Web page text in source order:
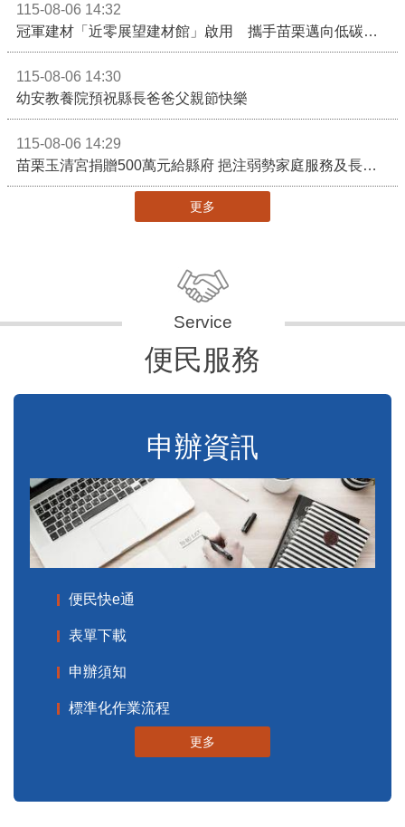
115-08-06 14:32
冠軍建材「近零展望建材館」啟用 攜手苗栗邁向低碳建築新未來
115-08-06 14:30
幼安教養院預祝縣長爸爸父親節快樂
115-08-06 14:29
苗栗玉清宮捐贈500萬元給縣府 挹注弱勢家庭服務及長照醫療資源
更多
便民服務
申辦資訊
便民快e通
表單下載
申辦須知
標準化作業流程
更多